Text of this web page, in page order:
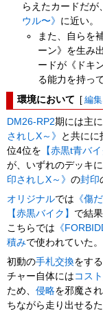
らえたカードだが
ウル〜》 に近い。
また、自らを
ーン》を生み
ードが《ドキ
る能力を持っ
環境において [ 編集
DM26-RP2期には主に
されしX～》
と共にに
位4位を 【赤黒t青バ
が、いずれのデッキ
印されしX～》の封印
オリジナルでは 《傷
【赤黒バイク】 で結
こちらでは 《
積みで使われていた。
初動の手札交換をす
チャー自体には コス
ため、侵略を邪魔さ
ちながら走り出せる